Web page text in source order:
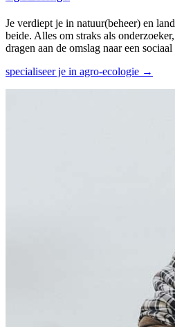
Je verdiept je in natuur(beheer) en
beide. Alles om straks als
dragen aan de omslag naar een
specialiseer je in agro-ecologie →